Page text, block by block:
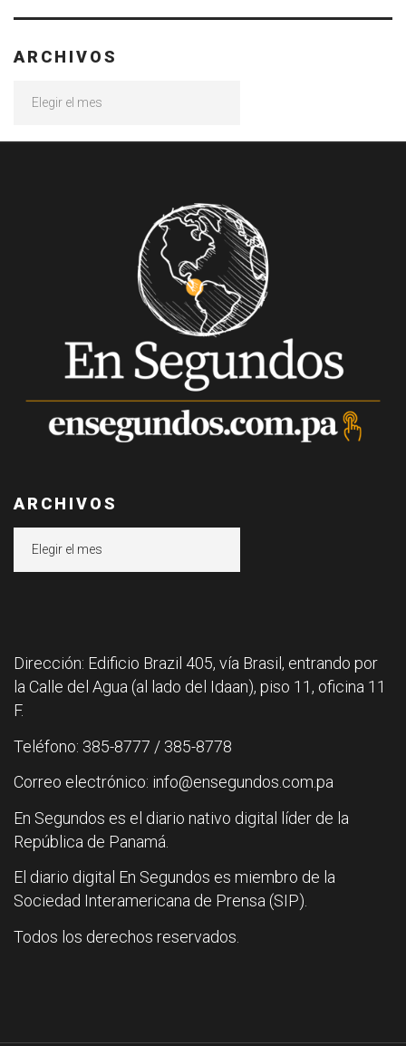
ARCHIVOS
ARCHIVOS
Dirección: Edificio Brazil 405, vía Brasil, entrando por
la Calle del Agua (al lado del Idaan), piso 11, oficina 11
F.
Teléfono: 385-8777 / 385-8778
Correo electrónico: info@ensegundos.com.pa
En Segundos es el diario nativo digital líder de la
República de Panamá.
El diario digital En Segundos es miembro de la
Sociedad Interamericana de Prensa (SIP).
Todos los derechos reservados.